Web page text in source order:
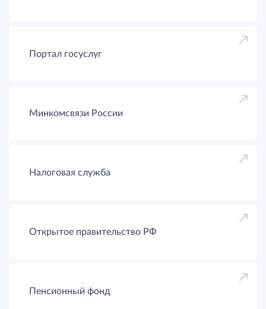
Портал госуслуг
Минкомсвязи России
Налоговая служба
Открытое правительство РФ
Пенсионный фонд